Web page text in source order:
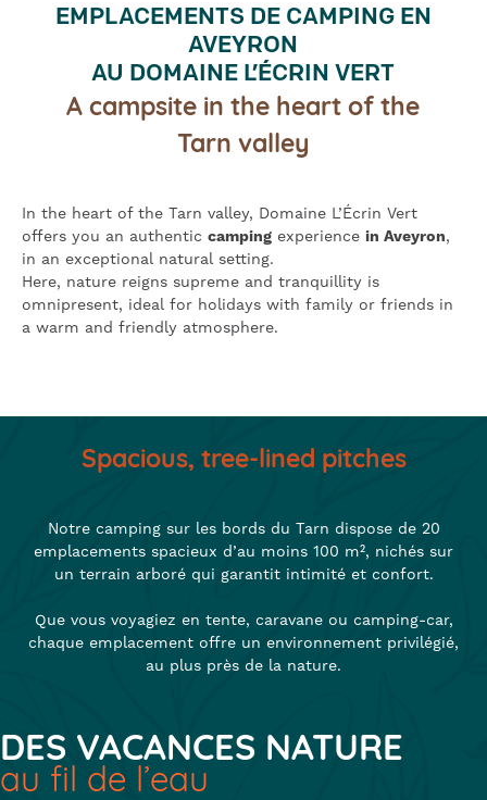
EMPLACEMENTS DE CAMPING EN
AVEYRON
AU DOMAINE L’ÉCRIN VERT
A campsite in the heart of the
Tarn valley
In the heart of the Tarn valley, Domaine L’Écrin Vert
offers you an authentic camping experience in Aveyron,
in an exceptional natural setting.
Here, nature reigns supreme and tranquillity is
omnipresent, ideal for holidays with family or friends in
a warm and friendly atmosphere.
Spacious, tree-lined pitches
Notre camping sur les bords du Tarn dispose de 20
emplacements spacieux d’au moins 100 m², nichés sur
un terrain arboré qui garantit intimité et confort.
Que vous voyagiez en tente, caravane ou camping-car,
chaque emplacement offre un environnement privilégié,
au plus près de la nature.
DES VACANCES NATURE
au fil de l’eau